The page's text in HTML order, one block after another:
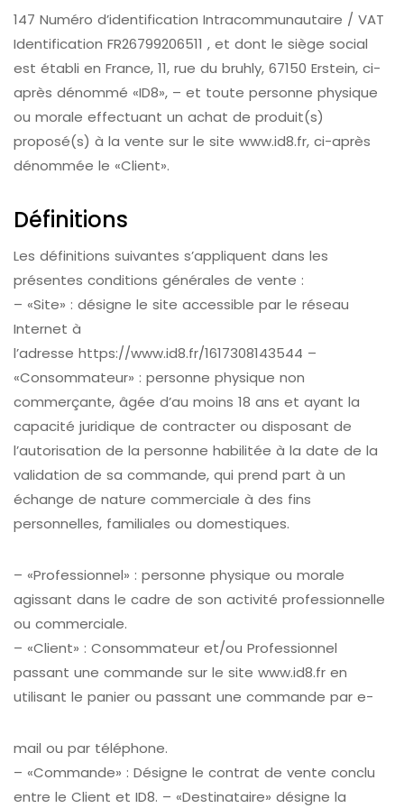
147 Numéro d’identification Intracommunautaire / VAT
Identification FR26799206511 , et dont le siège social
est établi en France, 11, rue du bruhly, 67150 Erstein, ci-
après dénommé «ID8», – et toute personne physique
ou morale effectuant un achat de produit(s)
proposé(s) à la vente sur le site www.id8.fr, ci-après
dénommée le «Client».
Définitions
Les définitions suivantes s’appliquent dans les
présentes conditions générales de vente :
– «Site» : désigne le site accessible par le réseau
Internet à
l’adresse https://www.id8.fr/1617308143544 –
«Consommateur» : personne physique non
commerçante, âgée d’au moins 18 ans et ayant la
capacité juridique de contracter ou disposant de
l’autorisation de la personne habilitée à la date de la
validation de sa commande, qui prend part à un
échange de nature commerciale à des fins
personnelles, familiales ou domestiques.
– «Professionnel» : personne physique ou morale
agissant dans le cadre de son activité professionnelle
ou commerciale.
– «Client» : Consommateur et/ou Professionnel
passant une commande sur le site www.id8.fr en
utilisant le panier ou passant une commande par e-
mail ou par téléphone.
– «Commande» : Désigne le contrat de vente conclu
entre le Client et ID8. – «Destinataire» désigne la